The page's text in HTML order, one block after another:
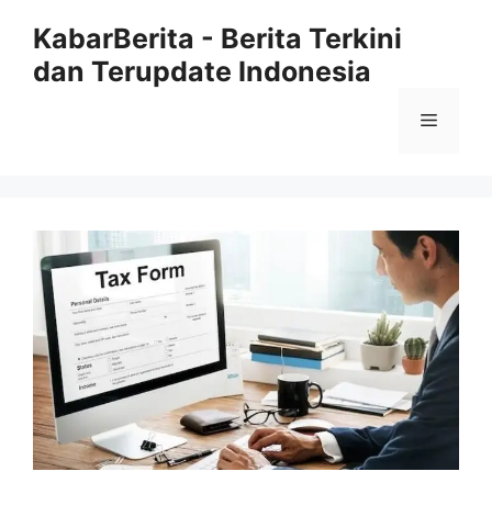
KabarBerita - Berita Terkini
dan Terupdate Indonesia
Menu